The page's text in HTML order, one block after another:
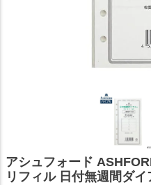
アシュフォード
リフィル 日付無週間ダ